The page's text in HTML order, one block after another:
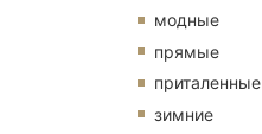
модные
прямые
приталенные
зимние